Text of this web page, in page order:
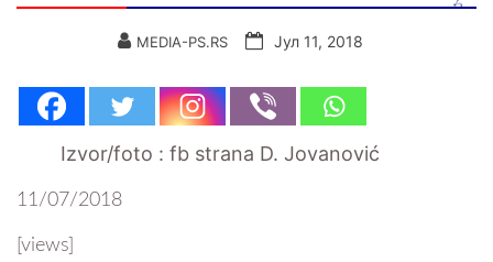
MEDIA-PS.RS Јул 11, 2018
Izvor/foto : fb strana D. Jovanović
11/07/2018
[views]